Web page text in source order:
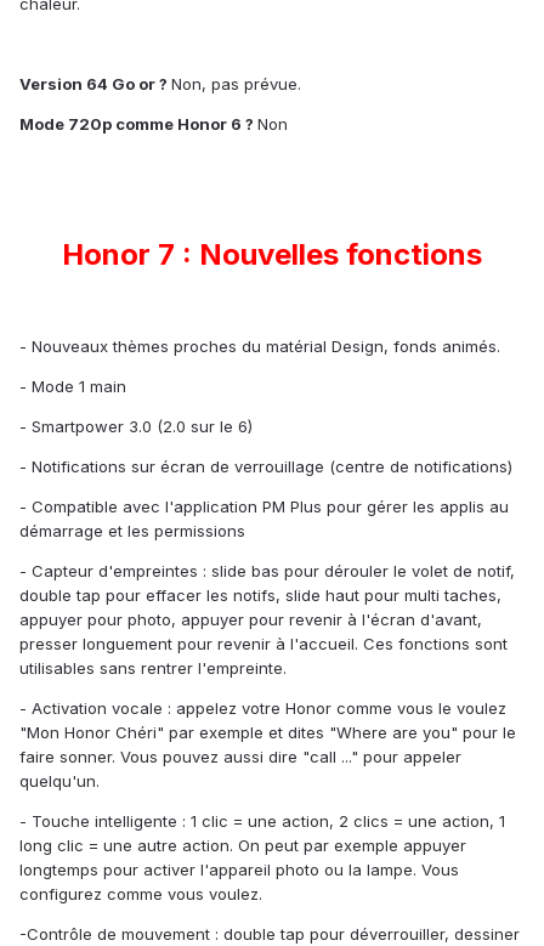
chaleur.
Version 64 Go or ? Non, pas prévue.
Mode 720p comme Honor 6 ? Non
Honor 7 : Nouvelles fonctions
- Nouveaux thèmes proches du matérial Design, fonds animés.
- Mode 1 main
- Smartpower 3.0 (2.0 sur le 6)
- Notifications sur écran de verrouillage (centre de notifications)
- Compatible avec l'application PM Plus pour gérer les applis au
démarrage et les permissions
- Capteur d'empreintes : slide bas pour dérouler le volet de notif,
double tap pour effacer les notifs, slide haut pour multi taches,
appuyer pour photo, appuyer pour revenir à l'écran d'avant,
presser longuement pour revenir à l'accueil. Ces fonctions sont
utilisables sans rentrer l'empreinte.
- Activation vocale : appelez votre Honor comme vous le voulez
"Mon Honor Chéri" par exemple et dites "Where are you" pour le
faire sonner. Vous pouvez aussi dire "call ..." pour appeler
quelqu'un.
- Touche intelligente : 1 clic = une action, 2 clics = une action, 1
long clic = une autre action. On peut par exemple appuyer
longtemps pour activer l'appareil photo ou la lampe. Vous
configurez comme vous voulez.
-Contrôle de mouvement : double tap pour déverrouiller, dessiner